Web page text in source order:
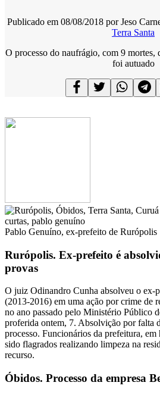
Publicado em 08/08/2018 porJeso
Terra Santa
O processo do naufrágio, com 9
foi autuado
Pablo Genuíno, ex-prefeito de Rurópolis
Rurópolis. Ex-prefeito é
provas
O juiz Odinandro Cunha absolveu o ex-
(2013-2016) em uma ação por crime de
no ano passado pelo Ministério Público
proferida ontem, 7. Absolvição por falta
processo. Funcionários da prefeitura,
sido flagrados realizando limpeza na
recurso.
Óbidos. Processo da empresa